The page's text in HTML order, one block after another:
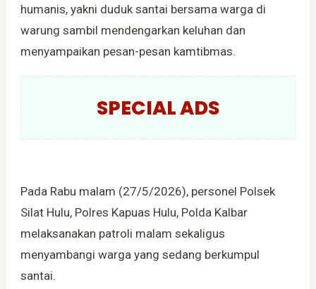
humanis, yakni duduk santai bersama warga di
warung sambil mendengarkan keluhan dan
menyampaikan pesan-pesan kamtibmas.
SPECIAL ADS
Pada Rabu malam (27/5/2026), personel Polsek
Silat Hulu, Polres Kapuas Hulu, Polda Kalbar
melaksanakan patroli malam sekaligus
menyambangi warga yang sedang berkumpul
santai.